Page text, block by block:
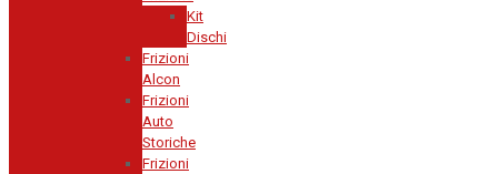
Kit
Dischi
Frizioni
Alcon
Frizioni
Auto
Storiche
Frizioni